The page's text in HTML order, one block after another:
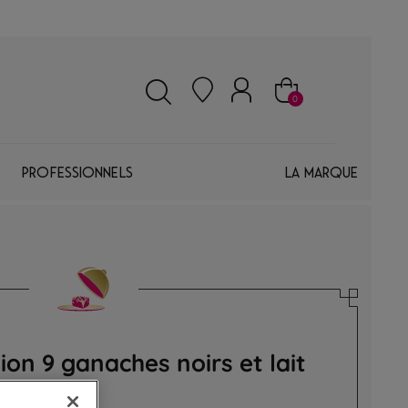
0
Professionnels La marque
9 ganaches noirs et lait
premium